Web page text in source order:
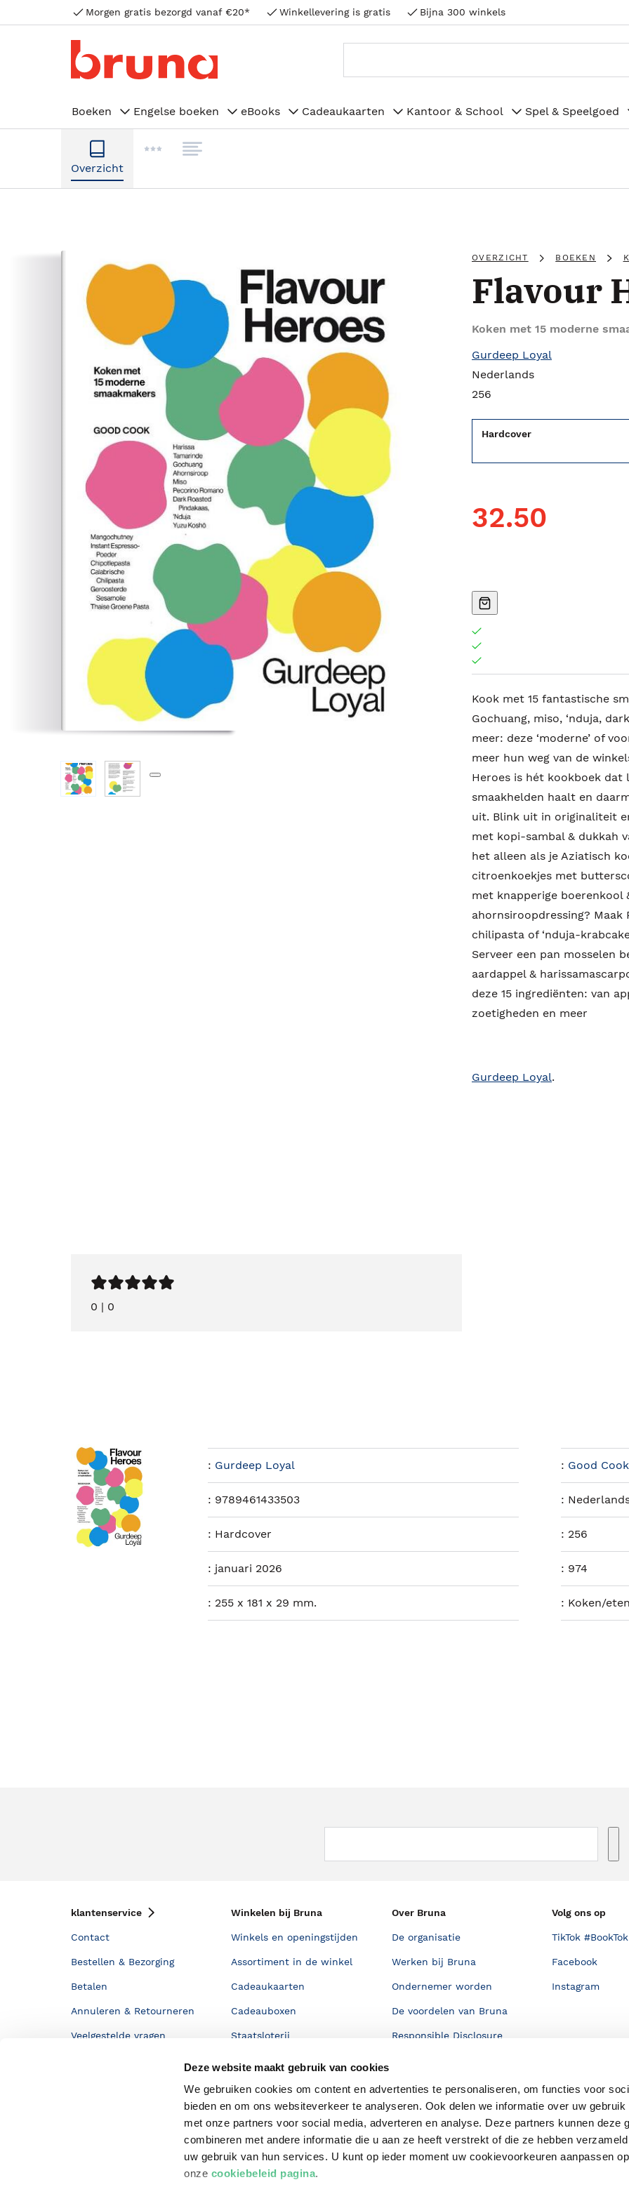
Deze website maakt gebruik van cookies
We gebruiken cookies om content en advertenties te personaliseren, om functies voor
bieden en om ons websiteverkeer te analyseren. Ook delen we informatie over uw
met onze partners voor social media, adverteren en analyse. Deze partners kunnen deze
combineren met andere informatie die u aan ze heeft verstrekt of die ze hebben
uw gebruik van hun services. U kunt op ieder moment uw cookievoorkeuren aanpassen op
onze cookiebeleid pagina.
Morgen gratis bezorgd vanaf €20* Winkellevering is gratis Bijna 300 winkels
Boeken Engelse boeken eBooks Cadeaukaarten Kantoor & School Spel & Speelgoed
Overzicht
OVERZICHT BOEKEN
Flavour
Koken met 15 moderne
Gurdeep Loyal
Nederlands
256
Hardcover
32.50
Kook met 15 fantastische
Gochuang, miso, ‘nduja,
meer: deze ‘moderne’ of
meer hun weg van de
Heroes is hét kookboek dat
smaakhelden haalt en
uit. Blink uit in originaliteit
met kopi-sambal & dukkah
het alleen als je Aziatisch
citroenkoekjes met
met knapperige
ahornsiroopdressing? Maak
chilipasta of ‘nduja-
Serveer een pan mosselen
aardappel &
deze 15 ingrediënten: van
zoetigheden en meer
Gurdeep Loyal.
0 | 0
: Gurdeep Loyal : Good Cook
: 9789461433503 :
: Hardcover : 256
: januari 2026 : 974
: 255 x 181 x 29 mm. : Koken/
klantenservice
Contact
Bestellen & Bezorging
Betalen
Annuleren & Retourneren
Veelgestelde vragen
Winkelen bij Bruna
Winkels en openingstijden
Assortiment in de winkel
Cadeaukaarten
Cadeauboxen
Staatsloterij
Over Bruna
De organisatie
Werken bij Bruna
Ondernemer worden
De voordelen van Bruna
Responsible Disclosure
Volg ons op
TikTok #BookTok
Facebook
Instagram